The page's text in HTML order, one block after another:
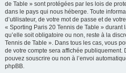
de Table » sont protégées par les lois de
dans le pays qui nous héberge. Toute
d’utilisateur, de votre mot de passe et de
« Sporting Paris 20 Tennis de Table » durant
qu’elle soit obligatoire ou non, reste à la
Tennis de Table ». Dans tous les cas, vous
de votre compte sera affichée publiquement.
pouvez souscrire ou non à l’envoi
phpBB.